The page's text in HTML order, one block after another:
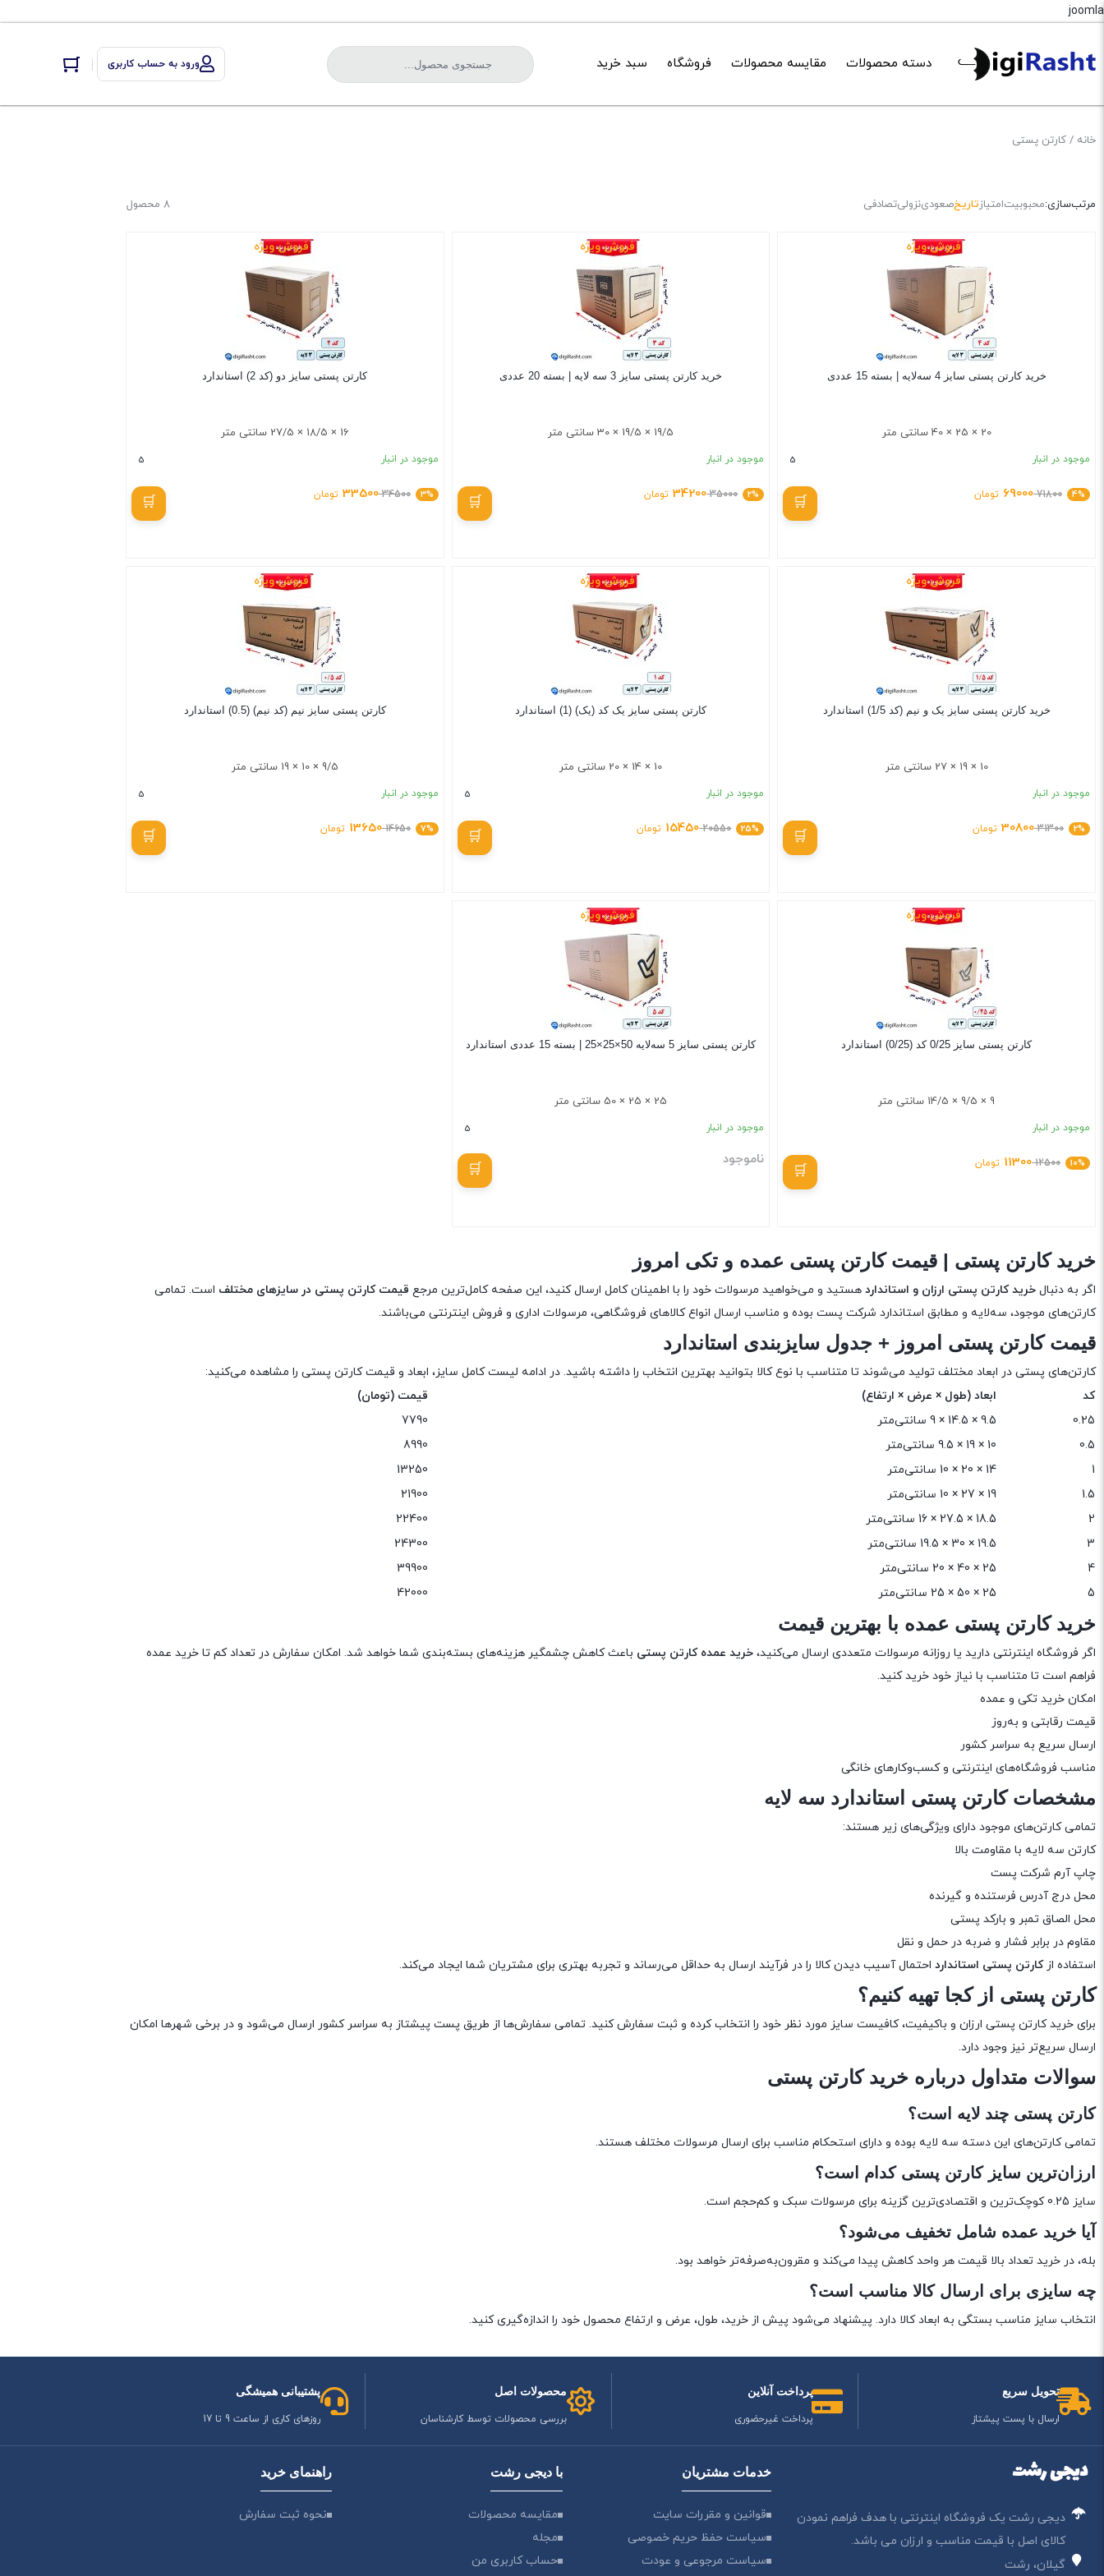
joomla
دسته محصولات مقایسه محصولات فروشگاه سبد خرید ورود به حساب کاربری
خانه / کارتن پستی
8 محصول مرتب‌سازی:محبوبیتامتیازتاریخصعودینزولیتصادفی
فروش ویژه
خرید کارتن پستی سایز 4 سه‌لایه | بسته 15 عددی
20 × 25 × 40 سانتی متر
موجود در انبار 5
4%
71800
69000 تومان
بستن
فروش ویژه
خرید کارتن پستی سایز 3 سه لایه | بسته 20 عددی
19/5 × 19/5 × 30 سانتی متر
موجود در انبار
2%
35000
34200 تومان
بستن
فروش ویژه
کارتن پستی سایز دو (کد 2) استاندارد
16 × 18/5 × 27/5 سانتی متر
موجود در انبار 5
3%
34500
33500 تومان
بستن
فروش ویژه
خرید کارتن پستی سایز یک و نیم (کد 1/5) استاندارد
10 × 19 × 27 سانتی متر
موجود در انبار
2%
31300
30800 تومان
بستن
فروش ویژه
کارتن پستی سایز یک کد (یک) (1) استاندارد
10 × 14 × 20 سانتی متر
موجود در انبار 5
25%
20550
15450 تومان
بستن
فروش ویژه
کارتن پستی سایز نیم (کد نیم) (0.5) استاندارد
9/5 × 10 × 19 سانتی متر
موجود در انبار 5
7%
14650
13650 تومان
فروش ویژه
کارتن پستی سایز 0/25 کد (0/25) استاندارد
9 × 9/5 × 14/5 سانتی متر
موجود در انبار
10%
12500
11300 تومان
فروش ویژه
کارتن پستی سایز 5 سه‌لایه 50×25×25 | بسته 15 عددی استاندارد
25 × 25 × 50 سانتی متر
موجود در انبار 5
ناموجود
خرید کارتن پستی | قیمت کارتن پستی عمده و تکی امروز
اگر به دنبال خرید کارتن پستی ارزان و استاندارد هستید و می‌خواهید مرسولات خود را با اطمینان کامل ارسال کنید، این صفحه کامل‌ترین مرجع قیمت کارتن پستی در سایزهای مختلف است. تمامی
کارتن‌های موجود، سه‌لایه و مطابق استاندارد شرکت پست بوده و مناسب ارسال انواع کالاهای فروشگاهی، مرسولات اداری و فروش اینترنتی می‌باشند.
قیمت کارتن پستی امروز + جدول سایزبندی استاندارد
کارتن‌های پستی در ابعاد مختلف تولید می‌شوند تا متناسب با نوع کالا بتوانید بهترین انتخاب را داشته باشید. در ادامه لیست کامل سایز، ابعاد و قیمت کارتن پستی را مشاهده می‌کنید:
کد
ابعاد (طول × عرض × ارتفاع)
قیمت (تومان)
0.25
9.5 × 14.5 × 9 سانتی‌متر
7790
0.5
10 × 19 × 9.5 سانتی‌متر
8990
1
14 × 20 × 10 سانتی‌متر
13250
1.5
19 × 27 × 10 سانتی‌متر
21900
2
18.5 × 27.5 × 16 سانتی‌متر
22400
3
19.5 × 30 × 19.5 سانتی‌متر
24300
4
25 × 40 × 20 سانتی‌متر
39900
5
25 × 50 × 25 سانتی‌متر 42000
خرید کارتن پستی عمده با بهترین قیمت
اگر فروشگاه اینترنتی دارید یا روزانه مرسولات متعددی ارسال می‌کنید، خرید عمده کارتن پستی باعث کاهش چشمگیر هزینه‌های بسته‌بندی شما خواهد شد. امکان سفارش در تعداد کم تا خرید عمده
فراهم است تا متناسب با نیاز خود خرید کنید.
امکان خرید تکی و عمده
قیمت رقابتی و به‌روز
ارسال سریع به سراسر کشور
مناسب فروشگاه‌های اینترنتی و کسب‌وکارهای خانگی
مشخصات کارتن پستی استاندارد سه لایه
تمامی کارتن‌های موجود دارای ویژگی‌های زیر هستند:
کارتن سه لایه با مقاومت بالا
چاپ آرم شرکت پست
محل درج آدرس فرستنده و گیرنده
محل الصاق تمبر و بارکد پستی
مقاوم در برابر فشار و ضربه در حمل و نقل
استفاده ازکارتن پستی استاندارد احتمال آسیب دیدن کالا را در فرآیند ارسال به حداقل می‌رساند و تجربه بهتری برای مشتریان شما ایجاد می‌کند.
کارتن پستی از کجا تهیه کنیم؟
برای خرید کارتن پستی ارزان و باکیفیت، کافیست سایز مورد نظر خود را انتخاب کرده و ثبت سفارش کنید. تمامی سفارش‌ها از طریق پست پیشتاز به سراسر کشور ارسال می‌شود و در برخی شهرها امکان
ارسال سریع‌تر نیز وجود دارد.
سوالات متداول درباره خرید کارتن پستی
کارتن پستی چند لایه است؟
تمامی کارتن‌های این دسته سه لایه بوده و دارای استحکام مناسب برای ارسال مرسولات مختلف هستند.
ارزان‌ترین سایز کارتن پستی کدام است؟
سایز 0.25 کوچک‌ترین و اقتصادی‌ترین گزینه برای مرسولات سبک و کم‌حجم است.
آیا خرید عمده شامل تخفیف می‌شود؟
بله، در خرید تعداد بالا قیمت هر واحد کاهش پیدا می‌کند و مقرون‌به‌صرفه‌تر خواهد بود.
چه سایزی برای ارسال کالا مناسب است؟
انتخاب سایز مناسب بستگی به ابعاد کالا دارد. پیشنهاد می‌شود پیش از خرید، طول، عرض و ارتفاع محصول خود را اندازه‌گیری کنید.
تحویل سریع
ارسال با پست پیشتاز
پرداخت آنلاین
پرداخت غیرحضوری
محصولات اصل
بررسی محصولات توسط کارشناسان
پشتیبانی همیشگی
روزهای کاری از ساعت 9 تا 17
دیجی رشت
دیجی رشت یک فروشگاه اینترنتی با هدف فراهم نمودن
کالای اصل با قیمت مناسب و ارزان می باشد.
گیلان، رشت
خدمات مشتریان
قوانین و مقررات سایت
سیاست حفظ حریم خصوصی
سیاست مرجوعی و عودت
با دیجی رشت
مقایسه محصولات
مجله
حساب کاربری من
راهنمای خرید
نحوه ثبت سفارش